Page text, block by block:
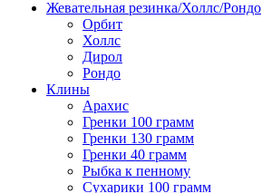
Жевательная резинка/Холлс/Рондо
Орбит
Холлс
Дирол
Рондо
Клины
Арахис
Гренки 100 грамм
Гренки 130 грамм
Гренки 40 грамм
Рыбка к пенному
Сухарики 100 грамм